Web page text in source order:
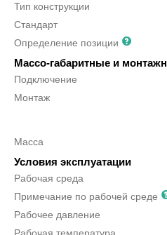
Тип конструкции
Стандарт
Определение позиции
Массо-габаритные и
Подключение
Монтаж
Масса
Условия эксплуатации
Рабочая среда
Примечание по рабочей среде
Рабочее давление